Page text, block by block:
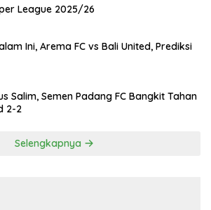
League 2025/26
Ini, Arema FC vs Bali United, Prediksi
Salim, Semen Padang FC Bangkit Tahan
2-2
Selengkapnya